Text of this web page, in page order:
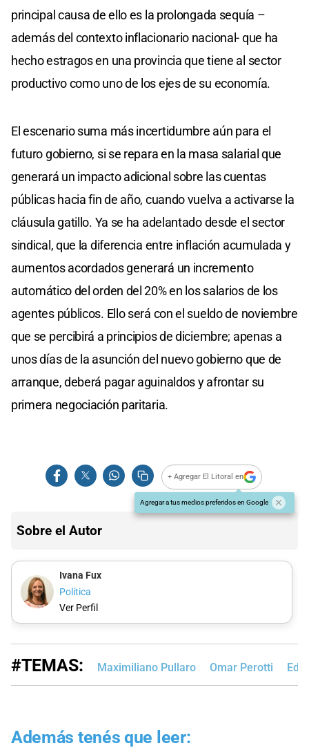
principal causa de ello es la prolongada sequía –
además del contexto inflacionario nacional- que ha
hecho estragos en una provincia que tiene al sector
productivo como uno de los ejes de su economía.
El escenario suma más incertidumbre aún para el
futuro gobierno, si se repara en la masa salarial que
generará un impacto adicional sobre las cuentas
públicas hacia fin de año, cuando vuelva a activarse la
cláusula gatillo. Ya se ha adelantado desde el sector
sindical, que la diferencia entre inflación acumulada y
aumentos acordados generará un incremento
automático del orden del 20% en los salarios de los
agentes públicos. Ello será con el sueldo de noviembre
que se percibirá a principios de diciembre; apenas a
unos días de la asunción del nuevo gobierno que de
arranque, deberá pagar aguinaldos y afrontar su
primera negociación paritaria.
+ Agregar El Litoral en
Agregar a tus medios preferidos en Google
Sobre el Autor
Ivana Fux
Política
Ver Perfil
#TEMAS: Maximiliano Pullaro Omar Perotti
Además tenés que leer: